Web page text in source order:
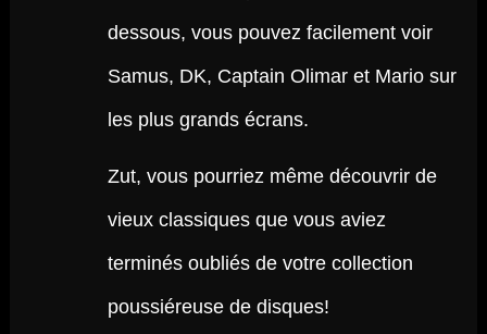
dessous, vous pouvez facilement voir
Samus, DK, Captain Olimar et Mario sur
les plus grands écrans.
Zut, vous pourriez même découvrir de
vieux classiques que vous aviez
terminés oubliés de votre collection
poussiéreuse de disques!